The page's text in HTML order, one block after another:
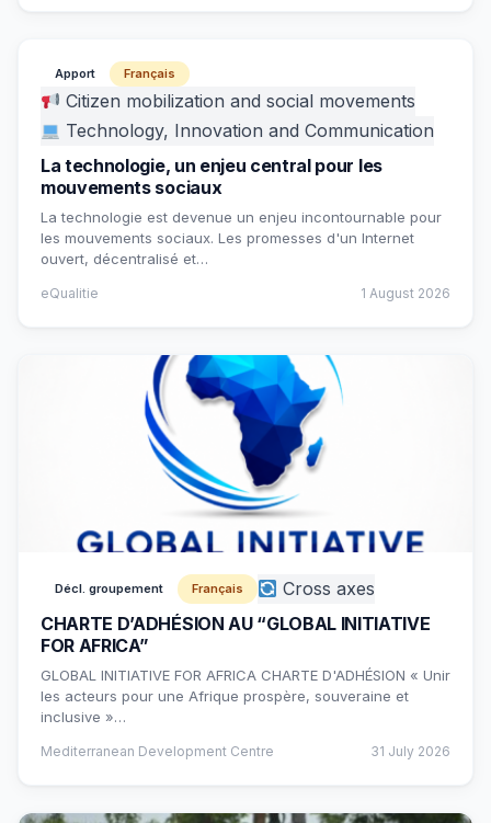
Apport Français
Citizen mobilization and social movements
Technology, Innovation and Communication
La technologie, un enjeu central pour les
mouvements sociaux
La technologie est devenue un enjeu incontournable pour
les mouvements sociaux. Les promesses d'un Internet
ouvert, décentralisé et…
eQualitie 1 August 2026
Décl. groupement Français
Cross axes
CHARTE D’ADHÉSION AU “GLOBAL INITIATIVE
FOR AFRICA”
GLOBAL INITIATIVE FOR AFRICA CHARTE D'ADHÉSION « Unir
les acteurs pour une Afrique prospère, souveraine et
inclusive »…
Mediterranean Development Centre 31 July 2026